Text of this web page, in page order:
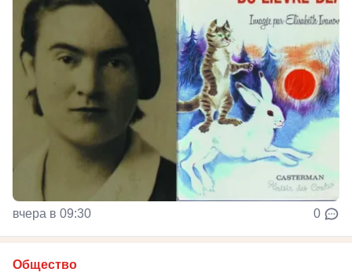
вчера в 09:30 0
Общество